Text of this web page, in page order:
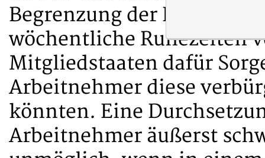
Begrenzung der
wöchentliche Ruhezeiten
Mitgliedstaaten dafür
Arbeitnehmer diese
könnten. Eine
Arbeitnehmer äußerst